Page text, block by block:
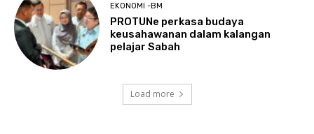
EKONOMI -BM
PROTUNe perkasa budaya
keusahawanan dalam kalangan
pelajar Sabah
Load more